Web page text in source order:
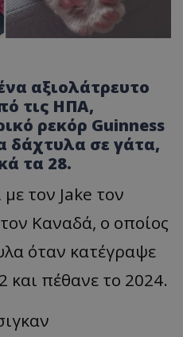
αξιολάτρευτο
τις ΗΠΑ,
ρεκόρ Guinness
δάχτυλα σε γάτα,
τα 28.
τον Jake τον
Καναδά, ο οποίος
όταν κατέγραψε
και πέθανε το 2024.